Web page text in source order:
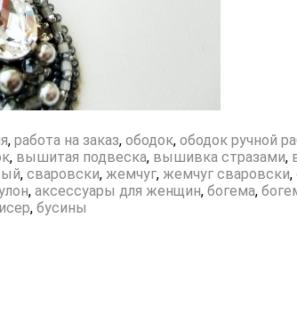
, работа на заказ, ободок, ободок ручной
, вышитая подвеска, вышивка стразами,
, сваровски, жемчуг, жемчуг сваровски,
, аксессуары для женщин, богема,
, бусины